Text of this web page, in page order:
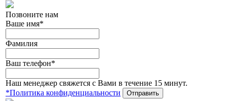
Позвоните нам
Ваше имя*
Фамилия
Ваш телефон*
Наш менеджер свяжется с Вами в течение 15 минут.
*Политика конфиденциальности
Отправить